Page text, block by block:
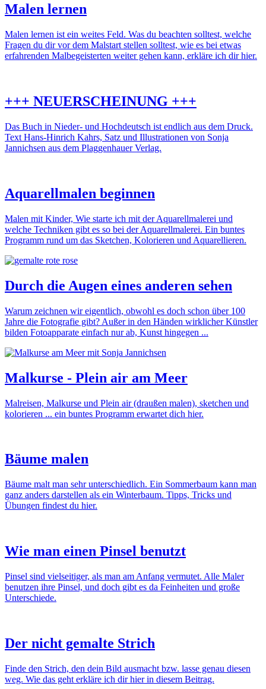
Malen lernen
Malen lernen ist ein weites Feld. Was du beachten solltest, welche
Fragen du dir vor dem Malstart stellen solltest, wie es bei etwas
erfahrenden Malbegeisterten weiter gehen kann, erkläre ich dir hier.
+++ NEUERSCHEINUNG +++
Das Buch in Nieder- und Hochdeutsch ist endlich aus dem Druck.
Text Hans-Hinrich Kahrs, Satz und Illustrationen von Sonja
Jannichsen aus dem Plaggenhauer Verlag.
Aquarellmalen beginnen
Malen mit Kinder, Wie starte ich mit der Aquarellmalerei und
welche Techniken gibt es so bei der Aquarellmalerei. Ein buntes
Programm rund um das Sketchen, Kolorieren und Aquarellieren.
Durch die Augen eines anderen sehen
Warum zeichnen wir eigentlich, obwohl es doch schon über 100
Jahre die Fotografie gibt? Außer in den Händen wirklicher Künstler
bilden Fotoapparate einfach nur ab, Kunst hingegen ...
Malkurse - Plein air am Meer
Malreisen, Malkurse und Plein air (draußen malen), sketchen und
kolorieren ... ein buntes Programm erwartet dich hier.
Bäume malen
Bäume malt man sehr unterschiedlich. Ein Sommerbaum kann man
ganz anders darstellen als ein Winterbaum. Tipps, Tricks und
Übungen findest du hier.
Wie man einen Pinsel benutzt
Pinsel sind vielseitiger, als man am Anfang vermutet. Alle Maler
benutzen ihre Pinsel, und doch gibt es da Feinheiten und große
Unterschiede.
Der nicht gemalte Strich
Finde den Strich, den dein Bild ausmacht bzw. lasse genau diesen
weg. Wie das geht erkläre ich dir hier in diesem Beitrag.